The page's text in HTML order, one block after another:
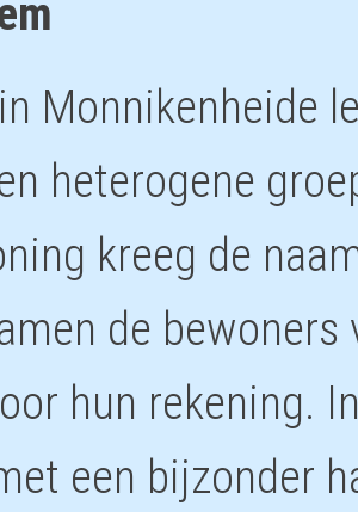
Monnikenheide
heterogene
kreeg de
de
hun rekening.
een bijzonder